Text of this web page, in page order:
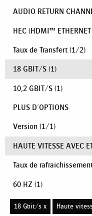
AUDIO RETURN
HEC (HDMI™
Taux de Transfert (1/2)
18 GBIT/S (1)
10,2 GBIT/S (1)
PLUS D'OPTIONS
Version (1/1)
HAUTE VITESSE AVEC
Taux de
60 HZ (1)
18 Gbit/s x Haute